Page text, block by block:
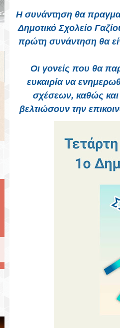
Η συνάντηση θα
Δημοτικό Σχολείο
πρώτη συνάντηση θα
Οι γονείς που θα
ευκαιρία να
σχέσεων, καθώς
βελτιώσουν την